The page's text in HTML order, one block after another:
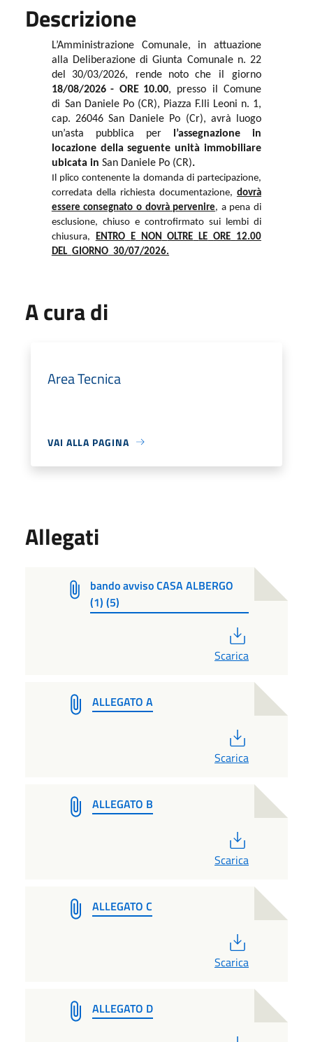
Descrizione
L’Amministrazione Comunale, in attuazione
alla Deliberazione di Giunta Comunale n. 22
del 30/03/2026,
rende noto che il
giorno
18/08/2026 - ORE 10.00, presso il
Comune
di San Daniele Po (CR), Piazza F.lli Leoni n. 1,
cap. 26046 San Daniele Po (Cr), avrà luogo
un’asta pubblica per
l’assegnazione in
locazione della seguente unità immobiliare
ubicata in San Daniele Po (CR).
Il plico contenente la domanda di partecipazione,
corredata della richiesta documentazione, dovrà
essere consegnato o dovrà pervenire, a pena di
esclusione, chiuso e controfirmato sui lembi di
chiusura,
ENTRO E NON OLTRE LE ORE 12.00
DEL GIORNO 30/07/2026.
A cura di
Area Tecnica
VAI ALLA PAGINA
Allegati
bando avviso CASA ALBERGO
(1) (5)
Scarica
ALLEGATO A
Scarica
ALLEGATO B
Scarica
ALLEGATO C
Scarica
ALLEGATO D